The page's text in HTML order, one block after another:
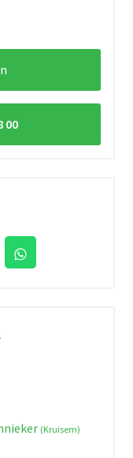
00
(Kruisem)